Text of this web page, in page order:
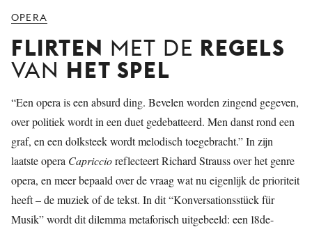
OPERA
FLIRTEN MET DE REGELS
VAN HET SPEL
“Een opera is een absurd ding. Bevelen worden zingend gegeven,
over politiek wordt in een duet gedebatteerd. Men danst rond een
graf, en een dolksteek wordt melodisch toegebracht.” In zijn
laatste opera Capriccioreflecteert Richard Strauss over het genre
opera, en meer bepaald over de vraag wat nu eigenlijk de prioriteit
heeft – de muziek of de tekst. In dit “Konversationsstück für
Musik” wordt dit dilemma metaforisch uitgebeeld: een 18de-